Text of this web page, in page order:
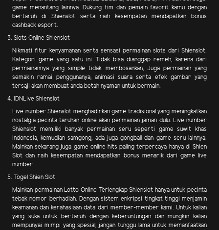
game menantang lainnya. Dukung tim dan pemain favorit kamu dengan
bertaruh di Shienslot serta raih kesempatan mendapatkan bonus
cashback esport.
3. Slots Online Shienslot
Nikmati fitur kenyamanan serta sensasi permainan slots dari Shienslot.
Kategori game yang satu ini Tidak bisa dianggap remeh, karena dari
permainannya yang simple tidak membosankan, Juga permainan yang
semakin ramai penggunanya, animasi suara serta efek gambar yang
tersaji akan membuat anda betah nyaman untuk bermain.
4. IDNLive Shienslot
Live number Shienslot menghadirkan game tradisional yang meningkatkan
nostalgia pecinta taruhan online akan permainan jaman dulu. Live number
Shienslot memiliki banyak permainan seru seperti game suwit khas
Indonesia, kemudian samgong, ada juga gongball dan game seru lainnya.
Mainkan sekarang juga game online hits paling terpercaya hanya di Shien
Slot dan raih kesempatan mendapatkan bonus menarik dari game live
number.
5. Togel Shien Slot
Mainkan permainan Lotto Online Terlengkap Shienslot hanya untuk pecinta
tebak nomor berhadiah. Dengan sistem enkripsi tingkat tinggi menjamin
keamanan dan kerahasiaan data dari member-member kami. Untuk kalian
yang suka untuk bertaruh dengan keberuntungan dan mungkin kalian
mempunyai mimpi yang spesial, jangan tunggu lama untuk memanfaatkan